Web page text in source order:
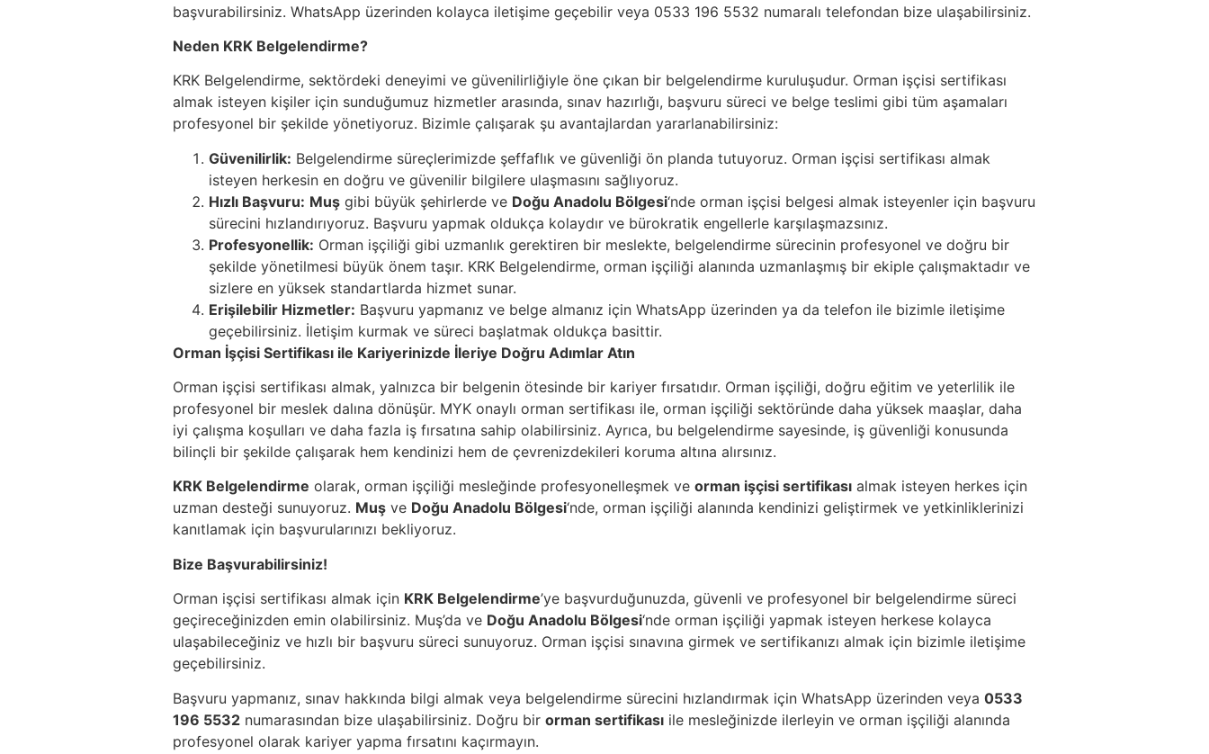
başvurabilirsiniz. WhatsApp üzerinden kolayca iletişime geçebilir veya 0533 196 5532 numaralı telefondan bize ulaşabilirsiniz.
Neden KRK Belgelendirme?
KRK Belgelendirme, sektördeki deneyimi ve güvenilirliğiyle öne çıkan bir belgelendirme kuruluşudur. Orman işçisi sertifikası
almak isteyen kişiler için sunduğumuz hizmetler arasında, sınav hazırlığı, başvuru süreci ve belge teslimi gibi tüm aşamaları
profesyonel bir şekilde yönetiyoruz. Bizimle çalışarak şu avantajlardan yararlanabilirsiniz:
Güvenilirlik: Belgelendirme süreçlerimizde şeffaflık ve güvenliği ön planda tutuyoruz. Orman işçisi sertifikası almak
isteyen herkesin en doğru ve güvenilir bilgilere ulaşmasını sağlıyoruz.
Hızlı Başvuru: Muş gibi büyük şehirlerde ve Doğu Anadolu Bölgesi‘nde orman işçisi belgesi almak isteyenler için başvuru
sürecini hızlandırıyoruz. Başvuru yapmak oldukça kolaydır ve bürokratik engellerle karşılaşmazsınız.
Profesyonellik: Orman işçiliği gibi uzmanlık gerektiren bir meslekte, belgelendirme sürecinin profesyonel ve doğru bir
şekilde yönetilmesi büyük önem taşır. KRK Belgelendirme, orman işçiliği alanında uzmanlaşmış bir ekiple çalışmaktadır ve
sizlere en yüksek standartlarda hizmet sunar.
Erişilebilir Hizmetler: Başvuru yapmanız ve belge almanız için WhatsApp üzerinden ya da telefon ile bizimle iletişime
geçebilirsiniz. İletişim kurmak ve süreci başlatmak oldukça basittir.
Orman İşçisi Sertifikası ile Kariyerinizde İleriye Doğru Adımlar Atın
Orman işçisi sertifikası almak, yalnızca bir belgenin ötesinde bir kariyer fırsatıdır. Orman işçiliği, doğru eğitim ve yeterlilik ile
profesyonel bir meslek dalına dönüşür. MYK onaylı orman sertifikası ile, orman işçiliği sektöründe daha yüksek maaşlar, daha
iyi çalışma koşulları ve daha fazla iş fırsatına sahip olabilirsiniz. Ayrıca, bu belgelendirme sayesinde, iş güvenliği konusunda
bilinçli bir şekilde çalışarak hem kendinizi hem de çevrenizdekileri koruma altına alırsınız.
KRK Belgelendirme olarak, orman işçiliği mesleğinde profesyonelleşmek ve orman işçisi sertifikası almak isteyen herkes için
uzman desteği sunuyoruz. Muş ve Doğu Anadolu Bölgesi‘nde, orman işçiliği alanında kendinizi geliştirmek ve yetkinliklerinizi
kanıtlamak için başvurularınızı bekliyoruz.
Bize Başvurabilirsiniz!
Orman işçisi sertifikası almak için KRK Belgelendirme’ye başvurduğunuzda, güvenli ve profesyonel bir belgelendirme süreci
geçireceğinizden emin olabilirsiniz. Muş’da ve Doğu Anadolu Bölgesi‘nde orman işçiliği yapmak isteyen herkese kolayca
ulaşabileceğiniz ve hızlı bir başvuru süreci sunuyoruz. Orman işçisi sınavına girmek ve sertifikanızı almak için bizimle iletişime
geçebilirsiniz.
Başvuru yapmanız, sınav hakkında bilgi almak veya belgelendirme sürecini hızlandırmak için WhatsApp üzerinden veya 0533
196 5532 numarasından bize ulaşabilirsiniz. Doğru bir orman sertifikası ile mesleğinizde ilerleyin ve orman işçiliği alanında
profesyonel olarak kariyer yapma fırsatını kaçırmayın.